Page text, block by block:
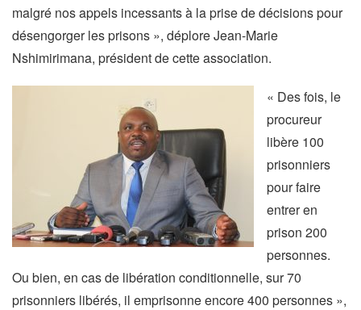
malgré nos appels incessants à la prise de décisions pour
désengorger les prisons », déplore Jean-Marie
Nshimirimana, président de cette association.
« Des fois, le
procureur
libère 100
prisonniers
pour faire
entrer en
prison 200
personnes.
Ou bien, en cas de libération conditionnelle, sur 70
prisonniers libérés, il emprisonne encore 400 personnes »,